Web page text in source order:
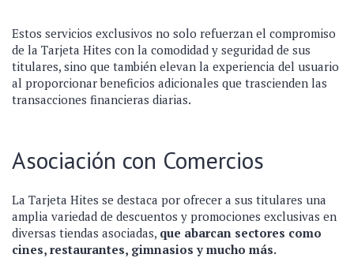
Estos servicios exclusivos no solo refuerzan el compromiso
de la Tarjeta Hites con la comodidad y seguridad de sus
titulares, sino que también elevan la experiencia del usuario
al proporcionar beneficios adicionales que trascienden las
transacciones financieras diarias.
Asociación con Comercios
La Tarjeta Hites se destaca por ofrecer a sus titulares una
amplia variedad de descuentos y promociones exclusivas en
diversas tiendas asociadas, que abarcan sectores como
cines, restaurantes, gimnasios y mucho más.